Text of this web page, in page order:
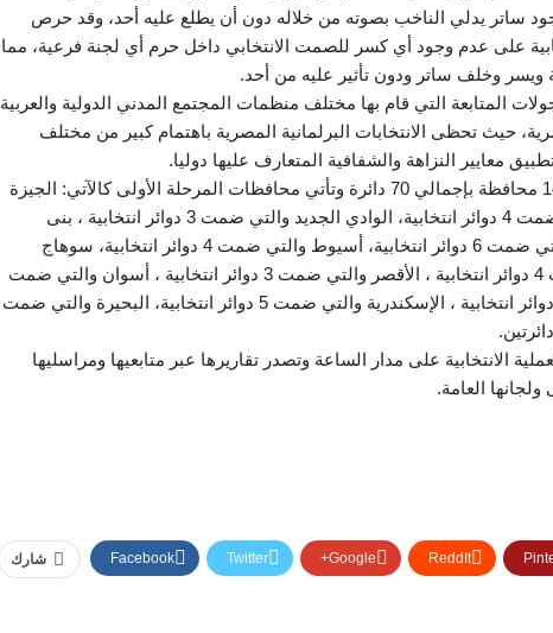
ساتر يدلي الناخب بصوته من خلاله دون أن يطلع عليه أحد، وقد حرص
على عدم وجود أي كسر للصمت الانتخابي داخل حرم أي لجنة فرعية، مما
ويسر وخلف ساتر ودون تأثير عليه من أحد.
المتابعة التي قام بها مختلف منظمات المجتمع المدني الدولية والعربية
حيث تحظى الانتخابات البرلمانية المصرية باهتمام كبير من مختلف
معايير النزاهة والشفافية المتعارف عليها دوليا.
وتجرى العملية الانتخابية المرحلة الأولى في 14 محافظة بإجمالي 70 دائرة وتأتي محافظات المرحلة الأولى كالآتي: الجيزة
والتي ضمت 12 دائرة انتخابية، الفيوم والتي ضمت 4 دوائر انتخابية، الوادي الجديد والتي ضمت 3 دوائر انتخابية ، بنى
سويف والتي ضمت 4 دوائر انتخابية المنيا والتي ضمت 6 دوائر انتخابية، أسيوط والتي ضمت 4 دوائر انتخابية، سوهاج
والتي ضمت 8 دوائر انتخابية ، قنا والتي ضمت 4 دوائر انتخابية ، الأقصر والتي ضمت 3 دوائر انتخابية ، أسوان والتي ضمت
4 دوائر انتخابية ، البحر الأحمر والتي ضمت 3 دوائر انتخابية ، الإسكندرية والتي ضمت 5 دوائر انتخابية، البحيرة والتي ضمت
الانتخابية على مدار الساعة وتصدر تقاريرها عبر متابعيها ومراسليها
العامة.
شارك Facebook Twitter Google+ ReddIt